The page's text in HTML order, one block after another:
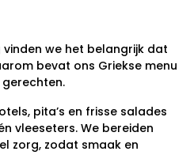
we het belangrijk dat
bevat ons Griekse menu
pita’s en frisse salades
vleeseters. We bereiden
zorg, zodat smaak en